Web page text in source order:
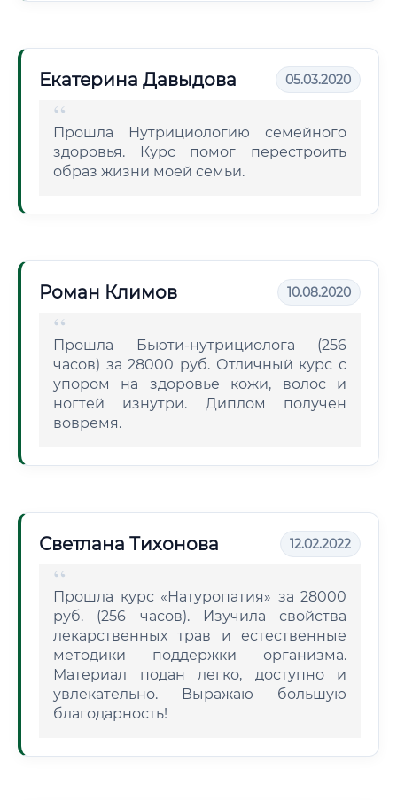
Екатерина Давыдова 05.03.2020
Прошла Нутрициологию семейного
здоровья. Курс помог перестроить
образ жизни моей семьи.
Роман Климов 10.08.2020
Прошла Бьюти-нутрициолога (256
часов) за 28000 руб. Отличный курс с
упором на здоровье кожи, волос и
ногтей изнутри. Диплом получен
вовремя.
Светлана Тихонова 12.02.2022
Прошла курс «Натуропатия» за 28000
руб. (256 часов). Изучила свойства
лекарственных трав и естественные
методики поддержки организма.
Материал подан легко, доступно и
увлекательно. Выражаю большую
благодарность!